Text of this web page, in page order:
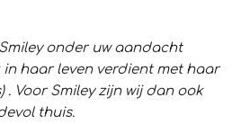
onder uw aandacht
haar leven verdient met haar
. Voor Smiley zijn wij dan ook
thuis.